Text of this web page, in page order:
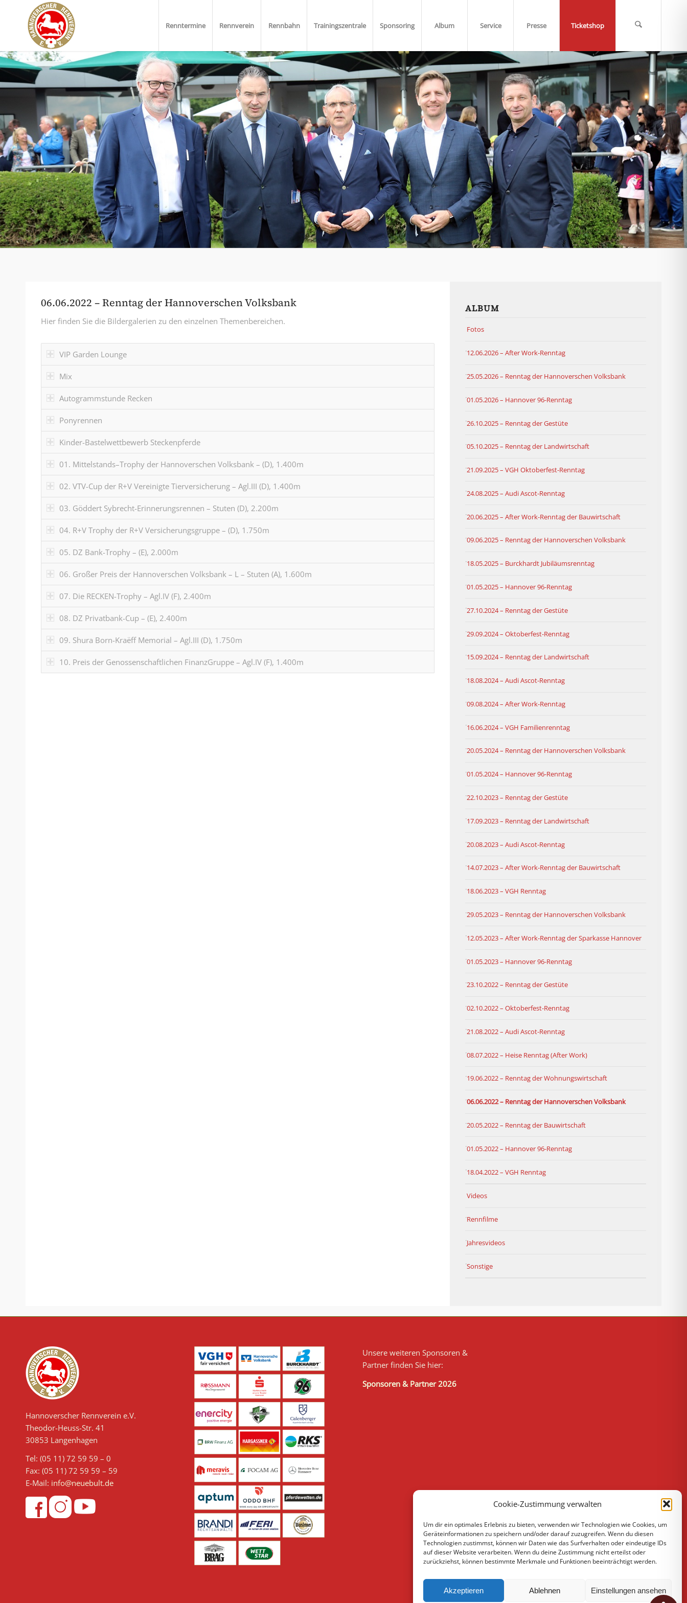
Cookie-Zustimmung verwalten
Um dir ein optimales Erlebnis zu bieten, verwenden wir Technologien wie Cookies, um
Geräteinformationen zu speichern und/oder darauf zuzugreifen. Wenn du diesen
Technologien zustimmst, können wir Daten wie das Surfverhalten oder eindeutige IDs
auf dieser Website verarbeiten. Wenn du deine Zustimmung nicht erteilst oder
zurückziehst, können bestimmte Merkmale und Funktionen beeinträchtigt werden.
Akzeptieren Ablehnen Einstellungen ansehen
Renntermine Rennverein Rennbahn Trainingszentrale Sponsoring Album Service Presse Ticketshop
06.06.2022 – Renntag der Hannoverschen Volksbank
Hier finden Sie die Bildergalerien zu den einzelnen Themenbereichen.
VIP Garden Lounge
Mix
Autogrammstunde Recken
Ponyrennen
Kinder-Bastelwettbewerb Steckenpferde
01. Mittelstands–Trophy der Hannoverschen Volksbank – (D), 1.400m
02. VTV-Cup der R+V Vereinigte Tierversicherung – Agl.III (D), 1.400m
03. Göddert Sybrecht-Erinnerungsrennen – Stuten (D), 2.200m
04. R+V Trophy der R+V Versicherungsgruppe – (D), 1.750m
05. DZ Bank-Trophy – (E), 2.000m
06. Großer Preis der Hannoverschen Volksbank – L – Stuten (A), 1.600m
07. Die RECKEN-Trophy – Agl.IV (F), 2.400m
08. DZ Privatbank-Cup – (E), 2.400m
09. Shura Born-Kraëff Memorial – Agl.III (D), 1.750m
10. Preis der Genossenschaftlichen FinanzGruppe – Agl.IV (F), 1.400m
ALBUM
Fotos
12.06.2026 – After Work-Renntag
25.05.2026 – Renntag der Hannoverschen Volksbank
01.05.2026 – Hannover 96-Renntag
26.10.2025 – Renntag der Gestüte
05.10.2025 – Renntag der Landwirtschaft
21.09.2025 – VGH Oktoberfest-Renntag
24.08.2025 – Audi Ascot-Renntag
20.06.2025 – After Work-Renntag der Bauwirtschaft
09.06.2025 – Renntag der Hannoverschen Volksbank
18.05.2025 – Burckhardt Jubiläumsrenntag
01.05.2025 – Hannover 96-Renntag
27.10.2024 – Renntag der Gestüte
29.09.2024 – Oktoberfest-Renntag
15.09.2024 – Renntag der Landwirtschaft
18.08.2024 – Audi Ascot-Renntag
09.08.2024 – After Work-Renntag
16.06.2024 – VGH Familienrenntag
20.05.2024 – Renntag der Hannoverschen Volksbank
01.05.2024 – Hannover 96-Renntag
22.10.2023 – Renntag der Gestüte
17.09.2023 – Renntag der Landwirtschaft
20.08.2023 – Audi Ascot-Renntag
14.07.2023 – After Work-Renntag der Bauwirtschaft
18.06.2023 – VGH Renntag
29.05.2023 – Renntag der Hannoverschen Volksbank
12.05.2023 – After Work-Renntag der Sparkasse Hannover
01.05.2023 – Hannover 96-Renntag
23.10.2022 – Renntag der Gestüte
02.10.2022 – Oktoberfest-Renntag
21.08.2022 – Audi Ascot-Renntag
08.07.2022 – Heise Renntag (After Work)
19.06.2022 – Renntag der Wohnungswirtschaft
06.06.2022 – Renntag der Hannoverschen Volksbank
20.05.2022 – Renntag der Bauwirtschaft
01.05.2022 – Hannover 96-Renntag
18.04.2022 – VGH Renntag
Videos
Rennfilme
Jahresvideos
Sonstige
Hannoverscher Rennverein e.V.
Theodor-Heuss-Str. 41
30853 Langenhagen
Tel: (05 11) 72 59 59 – 0
Fax: (05 11) 72 59 59 – 59
E-Mail: info@neuebult.de
Unsere weiteren Sponsoren &
Partner finden Sie hier:
Sponsoren & Partner 2026